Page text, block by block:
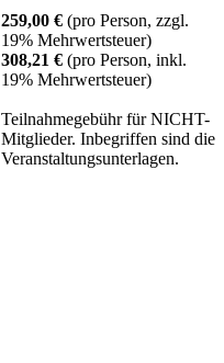
259,00 €(pro Person, zzgl.
19% Mehrwertsteuer)
308,21 €(pro Person, inkl.
19% Mehrwertsteuer)
Teilnahmegebühr für NICHT-
Mitglieder. Inbegriffen sind die
Veranstaltungsunterlagen.